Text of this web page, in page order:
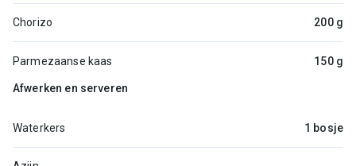
Chorizo 200 g
Parmezaanse kaas 150 g
Afwerken en serveren
Waterkers 1 bosje